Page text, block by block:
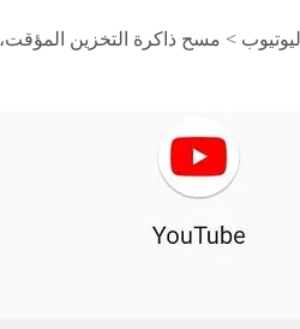
> مسح ذاكرة التخزين المؤقت،